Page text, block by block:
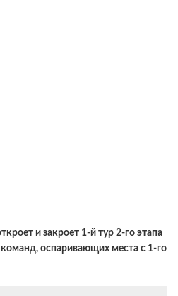
и закроет 1-й тур 2-го этапа
оспаривающих места с 1-го